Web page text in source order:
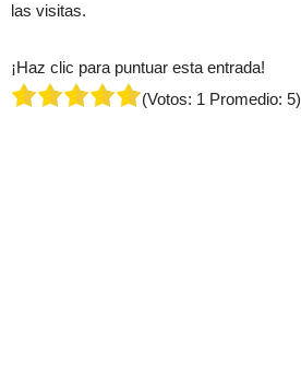
las visitas.
¡Haz clic para puntuar esta entrada!
(Votos: 1 Promedio: 5)